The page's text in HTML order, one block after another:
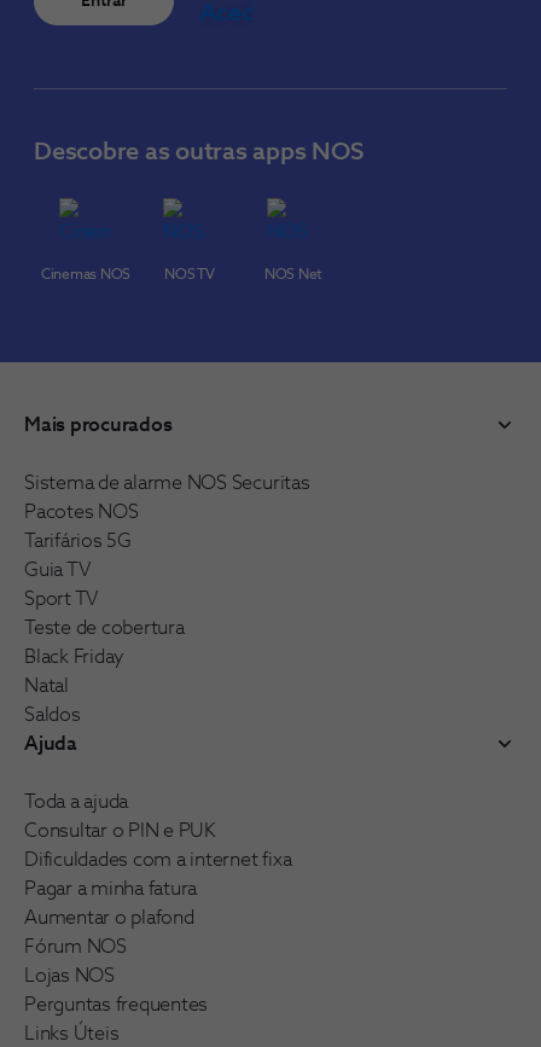
Descobre as outras apps NOS
Cinemas NOS NOS TV NOS Net
Mais procurados
Sistema de alarme NOS Securitas
Pacotes NOS
Tarifários 5G
Guia TV
Sport TV
Teste de cobertura
Black Friday
Natal
Saldos
Ajuda
Toda a ajuda
Consultar o PIN e PUK
Dificuldades com a internet fixa
Pagar a minha fatura
Aumentar o plafond
Fórum NOS
Lojas NOS
Perguntas frequentes
Links Úteis